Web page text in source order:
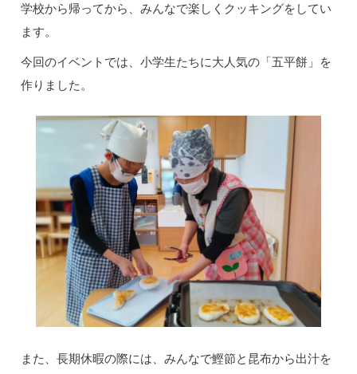
学校から帰ってから、みんなで楽しくクッキングをしてい
ます。
今回のイベントでは、小学生たちに大人気の「五平餅」を
作りました。
また、長期休暇の際には、みんなで鰹節と昆布から出汁を